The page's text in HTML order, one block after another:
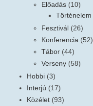
Előadás (10)
Történelem
Fesztivál (26)
Konferencia (52)
Tábor (44)
Verseny (58)
Hobbi (3)
Interjú (17)
Közélet (93)